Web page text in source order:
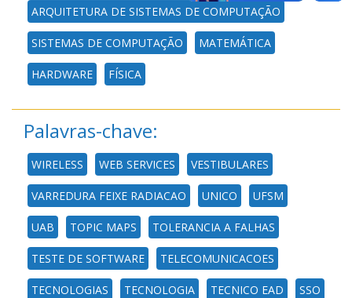
ARQUITETURA DE SISTEMAS DE COMPUTAÇÃO
SISTEMAS DE COMPUTAÇÃO MATEMÁTICA
HARDWARE FÍSICA
Palavras-chave:
WIRELESS WEB SERVICES VESTIBULARES
VARREDURA FEIXE RADIACAO UNICO UFSM
UAB TOPIC MAPS TOLERANCIA A FALHAS
TESTE DE SOFTWARE TELECOMUNICACOES
TECNOLOGIAS TECNOLOGIA TECNICO EAD SSO